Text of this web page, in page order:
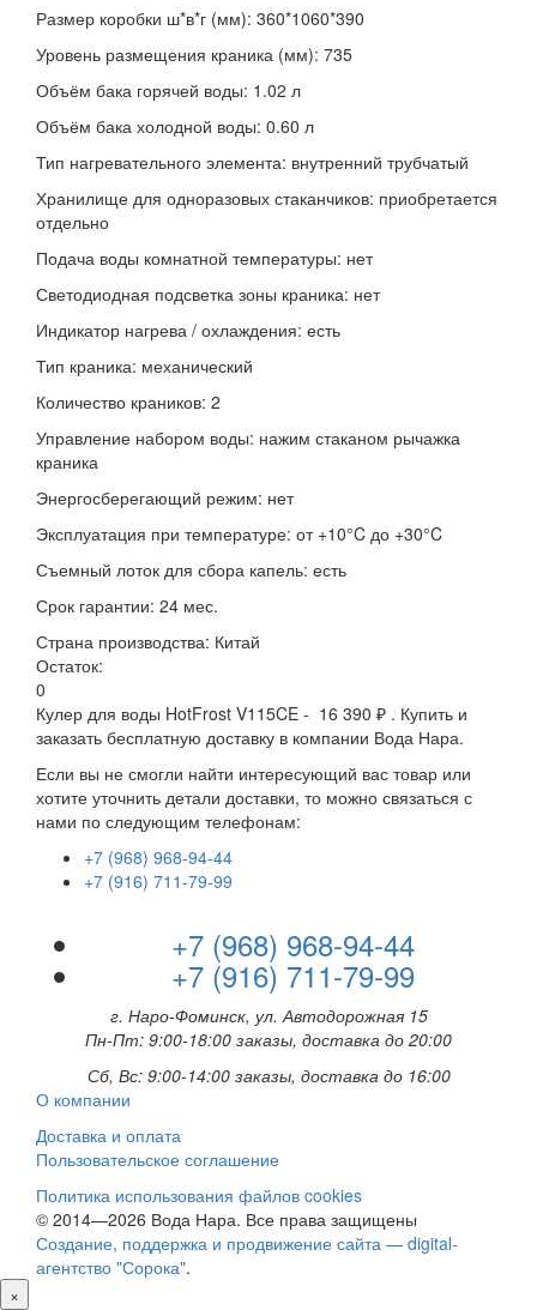
Размер коробки ш*в*г (мм): 360*1060*390
Уровень размещения краника (мм): 735
Объём бака горячей воды: 1.02 л
Объём бака холодной воды: 0.60 л
Тип нагревательного элемента: внутренний трубчатый
Хранилище для одноразовых стаканчиков: приобретается
отдельно
Подача воды комнатной температуры: нет
Светодиодная подсветка зоны краника: нет
Индикатор нагрева / охлаждения: есть
Тип краника: механический
Количество краников: 2
Управление набором воды: нажим стаканом рычажка
краника
Энергосберегающий режим: нет
Эксплуатация при температуре: от +10°C до +30°C
Съемный лоток для сбора капель: есть
Срок гарантии: 24 мес.
Страна производства: Китай
Остаток:
0
Кулер для воды HotFrost V115CE - 16 390 ₽ . Купить и
заказать бесплатную доставку в компании Вода Нара.
Если вы не смогли найти интересующий вас товар или
хотите уточнить детали доставки, то можно связаться с
нами по следующим телефонам:
+7 (968) 968-94-44
+7 (916) 711-79-99
+7 (968) 968-94-44
+7 (916) 711-79-99
г. Наро-Фоминск, ул. Автодорожная 15
Пн-Пт: 9:00-18:00 заказы, доставка до 20:00
Сб, Вс: 9:00-14:00 заказы, доставка до 16:00
О компании
Доставка и оплата
Пользовательское соглашение
Политика использования файлов cookies
© 2014—2026 Вода Нара. Все права защищены
Создание, поддержка и продвижение сайта — digital-
агентство "Сорока".
×